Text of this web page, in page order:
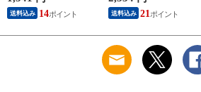
送料込み 14 送料込み 21